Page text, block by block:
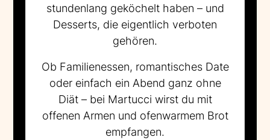
stundenlang geköchelt haben – und
Desserts, die eigentlich verboten
gehören.
Ob Familienessen, romantisches Date
oder einfach ein Abend ganz ohne
Diät – bei Martucci wirst du mit
offenen Armen und ofenwarmem Brot
empfangen.